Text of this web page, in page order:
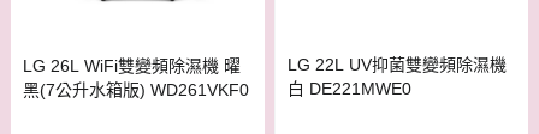
LG 26L WiFi雙變頻除濕機 曜
黑(7公升水箱版) WD261VKF0
LG 22L UV抑菌雙變頻除濕機
白 DE221MWE0